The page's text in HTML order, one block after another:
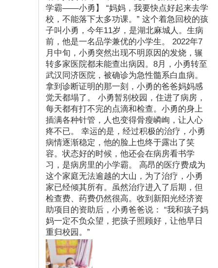
学霸——小勇】 “妈妈，我要快点好起来去学
校，不能落下太多功课。” 这个着急回校的孩
子叫小勇，今年11岁，是湖北麻城人。生病
前，他是一名品学兼优的小学生。 2022年7
月中旬，小勇突然出现不明原因的发烧，辗
转多家医院都未能查出病因。8月，小勇转至
武汉同济医院，被确诊为急性髓系白血病。
拿到诊断证明的那一刻，小勇的爸爸妈妈感
觉天都塌了。 小勇暂别校园，住进了病房，
每天都有打不完的点滴和检查。小勇的身上
插满各种针管，人也变得骨瘦嶙峋，让人心
疼不已。 幸运的是，经过积极的治疗，小勇
病情逐渐稳定，他的脸上也终于露出了笑
容。状态好的时候，他还会在病房看书学
习，是病房里的小学霸。 高昂的医疗费成为
这个家庭无法逾越的大山，为了治疗，小勇
家已经倾其所有。虽然治疗进入了后期，但
检查费、药费仍然很高。收到新阳光经济资
助项目的资助后，小勇爸爸说： “我和孩子妈
妈一定不负众望，把孩子照顾好，让他早日
重归校园。”